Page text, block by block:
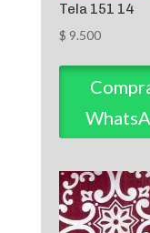
Tela 151 14
$ 9.500